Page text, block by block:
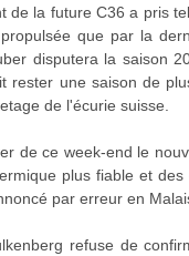
de la future C36 a pris
que par la
disputera la saison
rester une saison de
de l'écurie suisse.
de ce week-end le
plus fiable et
par erreur en
refuse de